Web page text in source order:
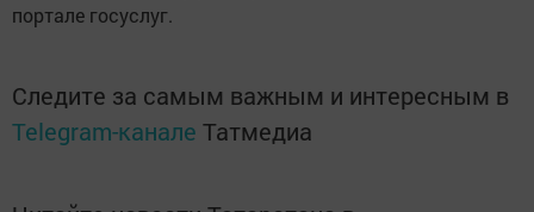
портале госуслуг.
Следите за самым важным и интересным в
Telegram-канале Татмедиа